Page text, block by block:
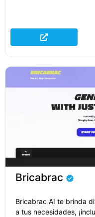
Bricabrac
Bricabrac AI te brinda
a tus necesidades,